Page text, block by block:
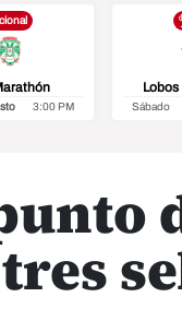
3:00 PM Sábado